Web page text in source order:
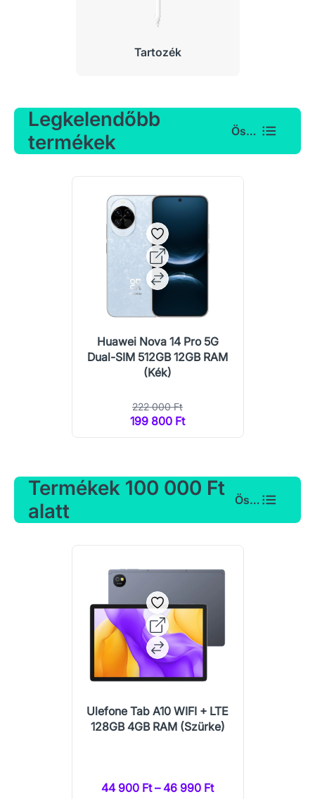
Tartozék
Legkelendőbb
termékek
Összes
Huawei Nova 14 Pro 5G
Dual-SIM 512GB 12GB RAM
(Kék)
222 000 Ft
199 800 Ft
Termékek 100 000 Ft
alatt
Összes
Ulefone Tab A10 WIFI + LTE
128GB 4GB RAM (Szürke)
44 900 Ft – 46 990 Ft